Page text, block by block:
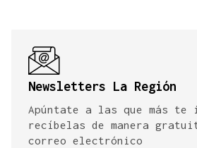
Newsletters La Región
Apúntate a las que más te
recíbelas de manera
correo electrónico